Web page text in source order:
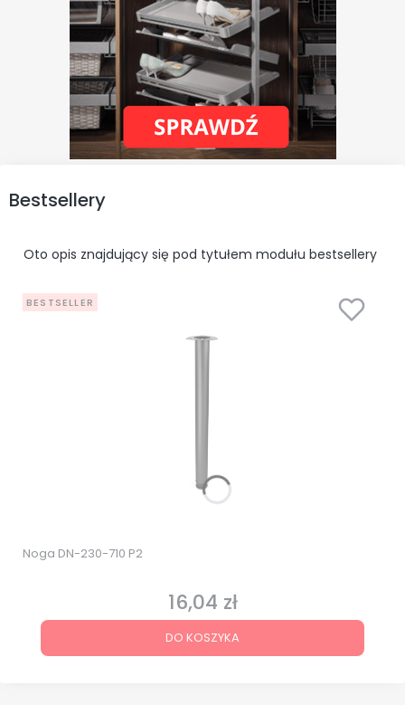
Bestsellery
Oto opis znajdujący się pod tytułem modułu bestsellery
BESTSELLER
Noga DN-230-710 P2
Cena
16,04 zł
DO KOSZYKA